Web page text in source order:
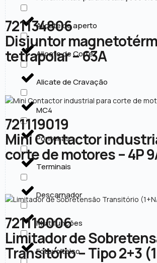
Alicate de aperto
Alicate de Corte
Alicate de Cravação
MC4
Ponteiras
Terminais
Descarnador
Multifunções
Fotovoltaico
721134806
Disjuntor
tetrapolar – 63A
721119019
Mini Contactor
corte de motores – 4P
721119006
Limitador de
Transitório – Tipo 2+3